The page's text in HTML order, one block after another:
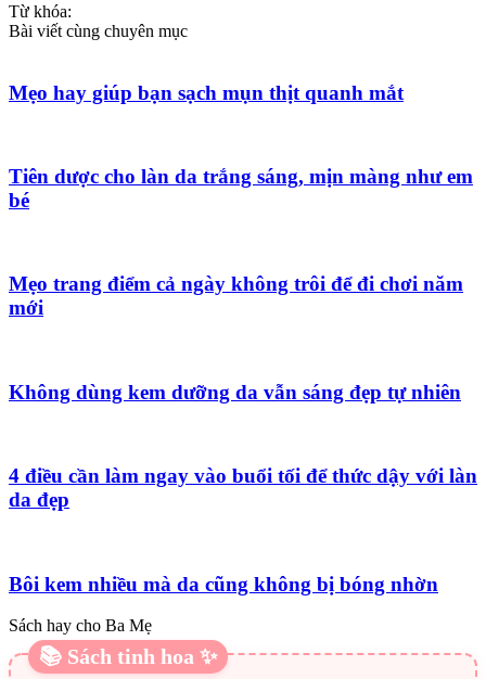
Từ khóa:
Bài viết cùng chuyên mục
Mẹo hay giúp bạn sạch mụn thịt quanh mắt
Tiên dược cho làn da trắng sáng, mịn màng như em
bé
Mẹo trang điểm cả ngày không trôi để đi chơi năm
mới
Không dùng kem dưỡng da vẫn sáng đẹp tự nhiên
4 điều cần làm ngay vào buổi tối để thức dậy với làn
da đẹp
Bôi kem nhiều mà da cũng không bị bóng nhờn
Sách hay cho Ba Mẹ
📚 Sách tinh hoa ✨